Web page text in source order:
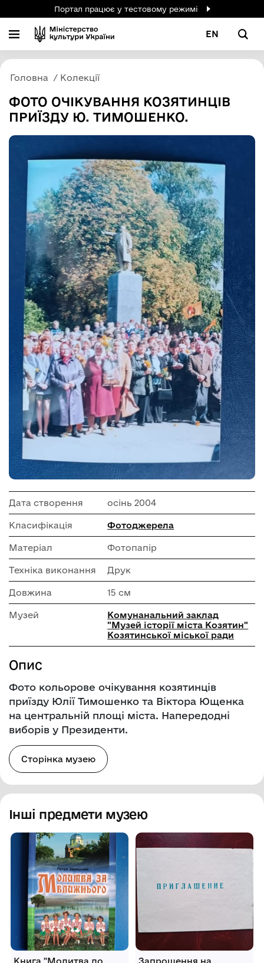
Портал працює у тестовому режимі
EN
Головна Колекції
ФОТО ОЧІКУВАННЯ КОЗЯТИНЦІВ
ПРИЇЗДУ Ю. ТИМОШЕНКО.
Дата створення осінь 2004
Класифікація Фотоджерела
Матеріал Фотопапір
Техніка виконання Друк
Довжина 15 см
Музей
Комунанальний заклад
"Музей історії міста Козятин"
Козятинської міської ради
Опис
Фото кольорове очікування козятинців
приїзду Юлії Тимошенко та Віктора Ющенка
на центральній площі міста. Напередодні
виборів у Президенти.
Сторінка музею
Інші предмети музею
Книга "Молитва до
Запрошення на